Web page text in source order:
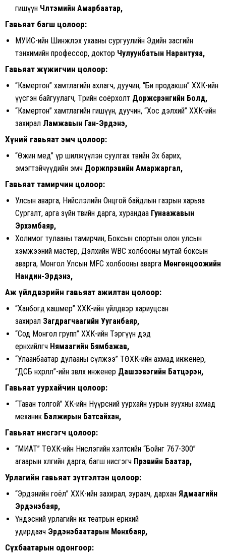
гишүүн Чүлтэмийн Амарбаатар,
Гавьяат багш цолоор:
МУИС-ийн Шинжлэх ухааны сургуулийн Эдийн засгийн
тэнхимийн профессор, доктор Чулуунбатын Нарантуяа,
Гавьяат жүжигчин цолоор:
“Камертон” хамтлагийн ахлагч, дуучин, “Би продакшн” ХХК-ийн
үүсгэн байгуулагч, Төрийн соёрхолт Доржсүрэнгийн Болд,
“Камертон” хамтлагийн гишүүн, дуучин, “Хос дэлхий” ХХК-ийн
захирал Ламжавын Ган-Эрдэнэ,
Хүний гавьяат эмч цолоор:
“Өөжин мед” үр шилжүүлэн суулгах төвийн Эх барих,
эмэгтэйчүүдийн эмч Доржпүрэвийн Амаржаргал,
Гавьяат тамирчин цолоор:
Улсын аварга, Нийслэлийн Онцгой байдлын газрын харьяа
Сургалт, арга зүйн төвийн дарга, хурандаа Гунаажавын
Эрхэмбаяр,
Холимог тулааны тамирчин, Боксын спортын олон улсын
хэмжээний мастер, Дэлхийн WBC холбооны мутай боксын
аварга, Монгол Улсын MFC холбооны аварга Мөнгөнцоожийн
Нандин-Эрдэнэ,
Аж үйлдвэрийн гавьяат ажилтан цолоор:
“Ханбогд кашмер” ХХК-ийн үйлдвэр хариуцсан
захирал Загдрагчаагийн Ууганбаяр,
“Сод Монгол групп” ХХК-ийн Тэргүүн дэд
ерөнхийлөгч Нямаагийн Бямбажав,
“Улаанбаатар дулааны сүлжээ” ТӨХК-ийн ахмад инженер,
“ДСБ нөхөрлөл”-ийн зөвлөх инженер Дашзэвэгийн Батцэрэн,
Гавьяат уурхайчин цолоор:
“Таван толгой” ХК-ийн Нүүрсний уурхайн уурын зуухны ахмад
механик Балжирын Батсайхан,
Гавьяат нисгэгч цолоор:
“МИАТ” ТӨХК-ийн Нислэгийн хэлтсийн “Бойнг 767-300”
агаарын хөлгийн дарга, багш нисгэгч Пүрэвийн Баатар,
Урлагийн гавьяат зүтгэлтэн цолоор:
“Эрдэнийн гоёл” ХХК-ийн захирал, зураач, дархан Ядмаагийн
Эрдэнэбаяр,
Үндэсний урлагийн их театрын ерөнхий
удирдаач Эрдэнэбаатарын Мөнхбаяр,
Сүхбаатарын одонгоор: